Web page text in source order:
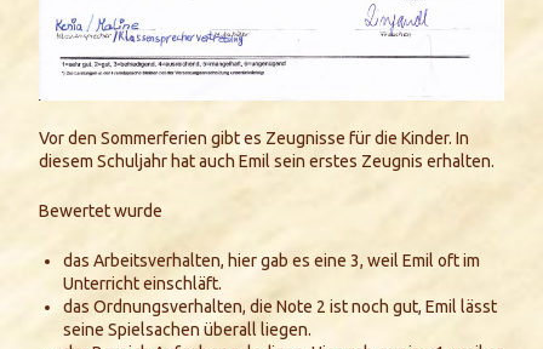
Vor den Sommerferien gibt es Zeugnisse für die Kinder. In
diesem Schuljahr hat auch Emil sein erstes Zeugnis erhalten.
Bewertet wurde
das Arbeitsverhalten, hier gab es eine 3, weil Emil oft im
Unterricht einschläft.
das Ordnungsverhalten, die Note 2 ist noch gut, Emil lässt
seine Spielsachen überall liegen.